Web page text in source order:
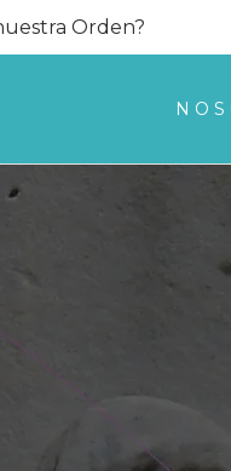
Orden?